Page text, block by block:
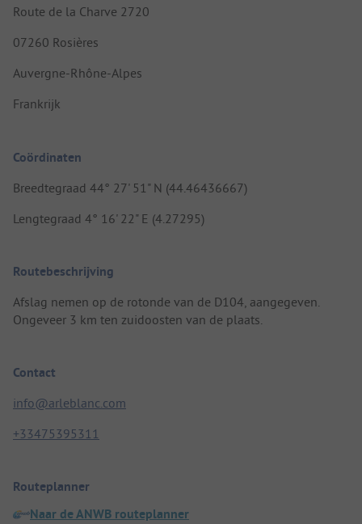
Route de la Charve 2720
07260 Rosières
Auvergne-Rhône-Alpes
Frankrijk
Coördinaten
Breedtegraad 44° 27' 51" N (44.46436667)
Lengtegraad 4° 16' 22" E (4.27295)
Routebeschrijving
Afslag nemen op de rotonde van de D104, aangegeven.
Ongeveer 3 km ten zuidoosten van de plaats.
Contact
info@arleblanc.com
+33475395311
Routeplanner
Naar de ANWB routeplanner